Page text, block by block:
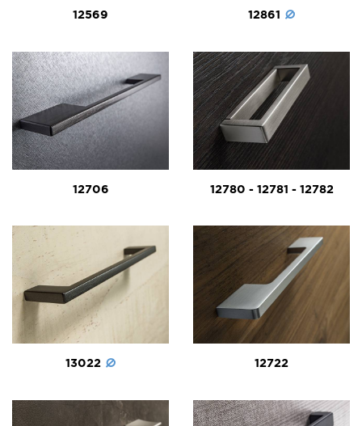
12569 12861
12706 12780 - 12781 - 12782
13022 12722